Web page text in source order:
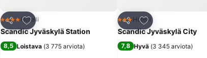
Jaa
Lisää suosikkeihin
4 Tähtiluokitus
Hotelli
Scandic Jyväskylä Station
8,5 Loistava (3 775 arviota)
Jaa
Lisää suosikkeihin
3 Tähtiluokitus
Hotelli
Scandic Jyväskylä City
7,8 Hyvä (3 345 arviota)